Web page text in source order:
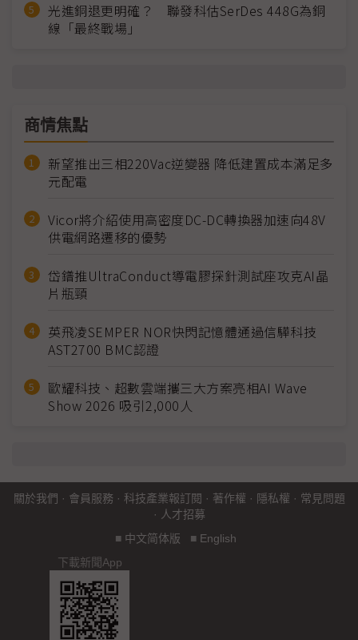
光進銅退更明確？ 聯發科估SerDes 448G為銅
線「最終戰場」
商情焦點
新望推出三相220Vac逆變器 降低建置成本滿足多
元配電
Vicor將介紹使用高密度DC-DC轉換器加速向48V
供電網路遷移的優勢
岱鐠推UltraConduct導電膠探針測試座攻克AI晶
片瓶頸
英飛凌SEMPER NOR快閃記憶體通過信驊科技
AST2700 BMC認證
歐耀科技、超數雲端攜三大方案亮相AI Wave
Show 2026 吸引2,000人
關於我們 · 會員服務 · 科技產業報訂閱 · 著作權 · 隱私權 · 常見問題
· 人才招募
■ 中文简体版 ■ English
下載新聞App